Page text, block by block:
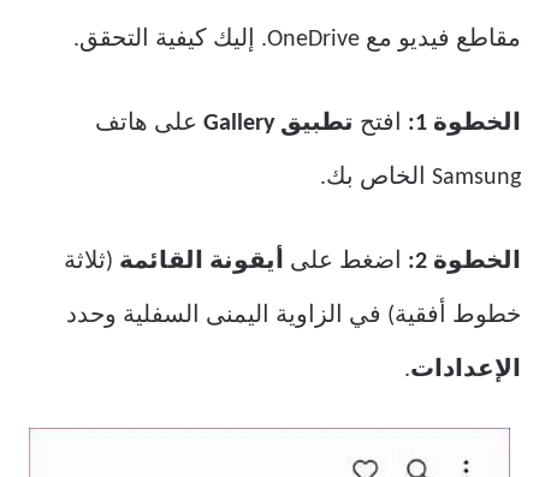
مقاطع فيديو مع OneDrive. إليك كيفية التحقق.
الخطوة 1: افتح تطبيق Gallery على هاتف
Samsung الخاص بك.
الخطوة 2: اضغط على أيقونة القائمة (ثلاثة
خطوط أفقية) في الزاوية اليمنى السفلية وحدد
الإعدادات.